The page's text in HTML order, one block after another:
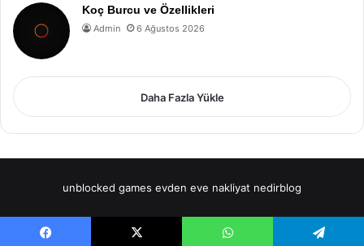
Koç Burcu ve Özellikleri
Admin 6 Ağustos 2026
Daha Fazla Yükle
unblocked games evden eve nakliyat nedirblog